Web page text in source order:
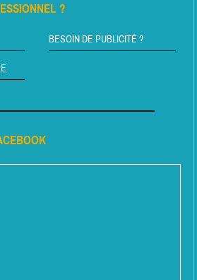
?
BESOIN DE PUBLICITÉ ?